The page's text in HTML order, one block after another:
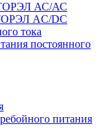
ТОРЭЛ АС/АС
AC/DC
тока
постоянного
питания